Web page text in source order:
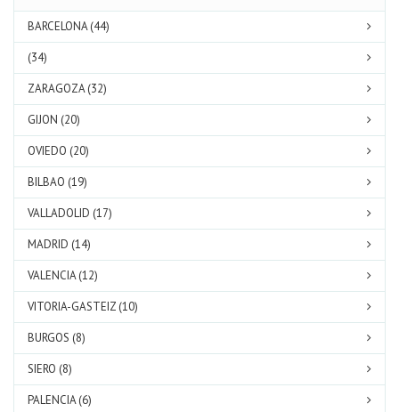
BARCELONA (44)
(34)
ZARAGOZA (32)
GIJON (20)
OVIEDO (20)
BILBAO (19)
VALLADOLID (17)
MADRID (14)
VALENCIA (12)
VITORIA-GASTEIZ (10)
BURGOS (8)
SIERO (8)
PALENCIA (6)